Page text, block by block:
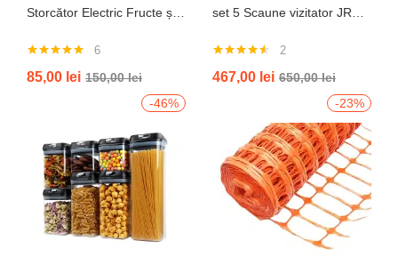
5.00din 5
6
85,00 lei 150,00lei
4.50din 5
2
467,00 lei 650,00lei
-46%
-23%